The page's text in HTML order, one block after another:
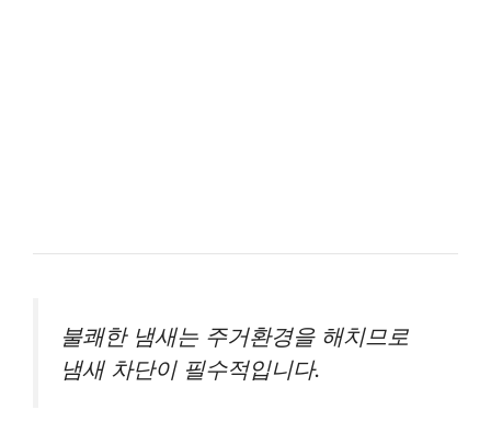
불쾌한 냄새는 주거환경을 해치므로
냄새 차단이 필수적입니다.